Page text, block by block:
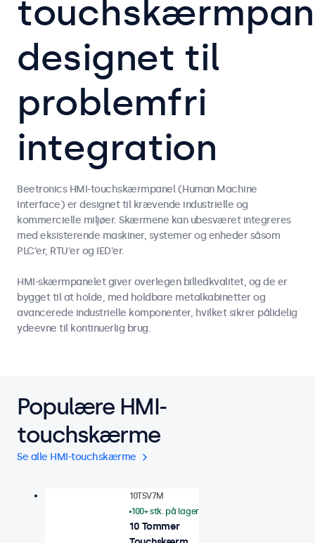
designet til
problemfri
integration
Beetronics HMI-touchskærmpanel (Human Machine
Interface) er designet til krævende industrielle og
kommercielle miljøer. Skærmene kan ubesværet integreres
med eksisterende maskiner, systemer og enheder såsom
PLC'er, RTU'er og IED'er.
HMI-skærmpanelet giver overlegen billedkvalitet, og de er
bygget til at holde, med holdbare metalkabinetter og
avancerede industrielle komponenter, hvilket sikrer pålidelig
ydeevne til kontinuerlig brug.
Populære HMI-
touchskærme
Se alle HMI-touchskærme
10 Tommer
10TSV7M
100+ stk. på lager